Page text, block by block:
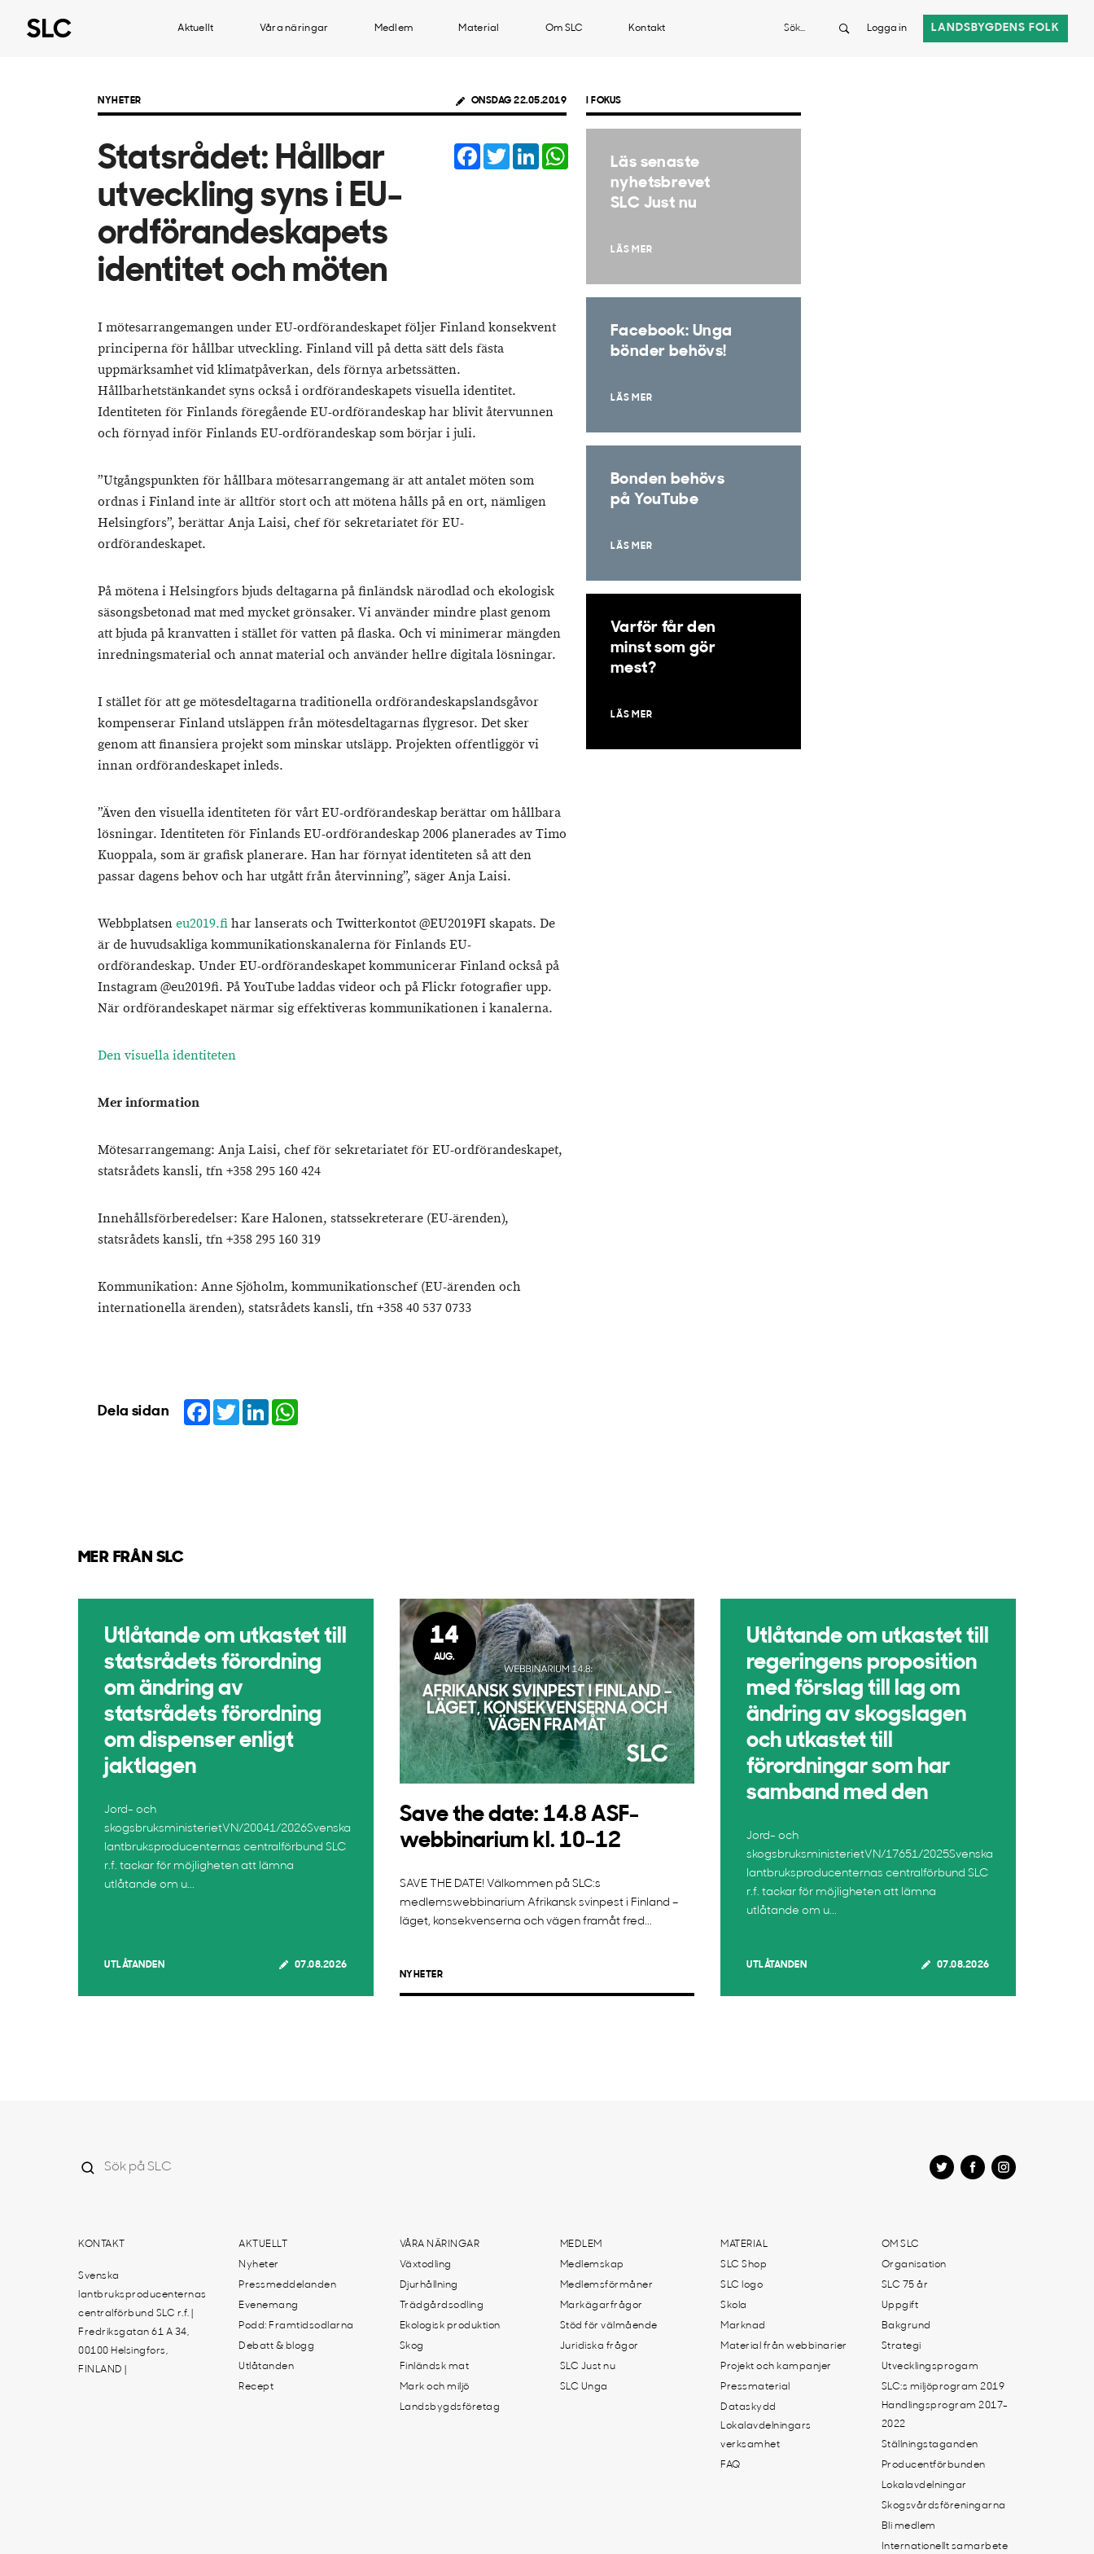
Aktuellt Våra näringar Medlem Material Om SLC Kontakt Sök Logga in LANDSBYGDENS FOLK
NYHETER ONSDAG 22.05.2019
Statsrådet: Hållbar
utveckling syns i EU-
ordförandeskapets
identitet och möten
Facebook
TwitterLinkedIn
I mötesarrangemangen under EU-ordförandeskapet följer Finland konsekvent
principerna för hållbar utveckling. Finland vill på detta sätt dels fästa
uppmärksamhet vid klimatpåverkan, dels förnya arbetssätten.
Hållbarhetstänkandet syns också i ordförandeskapets visuella identitet.
Identiteten för Finlands föregående EU-ordförandeskap har blivit återvunnen
och förnyad inför Finlands EU-ordförandeskap som börjar i juli.
”Utgångspunkten för hållbara mötesarrangemang är att antalet möten som
ordnas i Finland inte är alltför stort och att mötena hålls på en ort, nämligen
Helsingfors”, berättar Anja Laisi, chef för sekretariatet för EU-
ordförandeskapet.
På mötena i Helsingfors bjuds deltagarna på finländsk närodlad och ekologisk
säsongsbetonad mat med mycket grönsaker. Vi använder mindre plast genom
att bjuda på kranvatten i stället för vatten på flaska. Och vi minimerar mängden
inredningsmaterial och annat material och använder hellre digitala lösningar.
I stället för att ge mötesdeltagarna traditionella ordförandeskapslandsgåvor
kompenserar Finland utsläppen från mötesdeltagarnas flygresor. Det sker
genom att finansiera projekt som minskar utsläpp. Projekten offentliggör vi
innan ordförandeskapet inleds.
”Även den visuella identiteten för vårt EU-ordförandeskap berättar om hållbara
lösningar. Identiteten för Finlands EU-ordförandeskap 2006 planerades av Timo
Kuoppala, som är grafisk planerare. Han har förnyat identiteten så att den
passar dagens behov och har utgått från återvinning”, säger Anja Laisi.
Webbplatseneu2019.fihar lanserats och Twitterkontot @EU2019FI skapats. De
är de huvudsakliga kommunikationskanalerna för Finlands EU-
ordförandeskap. Under EU-ordförandeskapet kommunicerar Finland också på
Instagram @eu2019fi. På YouTube laddas videor och på Flickr fotografier upp.
När ordförandeskapet närmar sig effektiveras kommunikationen i kanalerna.
Den visuella identiteten
Mer information
Mötesarrangemang: Anja Laisi, chef för sekretariatet för EU-ordförandeskapet,
statsrådets kansli, tfn +358 295 160 424
Innehållsförberedelser: Kare Halonen, statssekreterare (EU-ärenden),
statsrådets kansli, tfn +358 295 160 319
Kommunikation: Anne Sjöholm, kommunikationschef (EU-ärenden och
internationella ärenden), statsrådets kansli, tfn +358 40 537 0733
Dela sidan Facebook
TwitterLinkedIn
I FOKUS
Läs senaste
nyhetsbrevet
SLC Just nu
LÄS MER
Facebook: Unga
bönder behövs!
LÄS MER
Bonden behövs
på YouTube
LÄS MER
Varför får den
minst som gör
mest?
LÄS MER
MER FRÅN SLC
Utlåtande om utkastet till
statsrådets förordning
om ändring av
statsrådets förordning
om dispenser enligt
jaktlagen
Jord- och
skogsbruksministerietVN/20041/2026Svenska
lantbruksproducenternas centralförbund SLC
r.f. tackar för möjligheten att lämna
utlåtande om u...
UTLÅTANDEN 07.08.2026
14
AUG.
Save the date: 14.8 ASF-
webbinarium kl. 10-12
SAVE THE DATE! Välkommen på SLC:s
medlemswebbinarium Afrikansk svinpest i Finland –
läget, konsekvenserna och vägen framåt fred...
NYHETER
Utlåtande om utkastet till
regeringens proposition
med förslag till lag om
ändring av skogslagen
och utkastet till
förordningar som har
samband med den
Jord- och
skogsbruksministerietVN/17651/2025Svenska
lantbruksproducenternas centralförbund SLC
r.f. tackar för möjligheten att lämna
utlåtande om u...
UTLÅTANDEN 07.08.2026
KONTAKT
Svenska
lantbruksproducenternas
centralförbund SLC r.f. |
Fredriksgatan 61 A 34,
00100 Helsingfors,
FINLAND |
AKTUELLT
Nyheter
Pressmeddelanden
Evenemang
Podd: Framtidsodlarna
Debatt & blogg
Utlåtanden
Recept
VÅRA NÄRINGAR
Växtodling
Djurhållning
Trädgårdsodling
Ekologisk produktion
Skog
Finländsk mat
Mark och miljö
Landsbygdsföretag
MEDLEM
Medlemskap
Medlemsförmåner
Markägarfrågor
Stöd för välmående
Juridiska frågor
SLC Just nu
SLC Unga
MATERIAL
SLC Shop
SLC logo
Skola
Marknad
Material från webbinarier
Projekt och kampanjer
Pressmaterial
Dataskydd
Lokalavdelningars
verksamhet
FAQ
OM SLC
Organisation
SLC 75 år
Uppgift
Bakgrund
Strategi
Utvecklingsprogam
SLC:s miljöprogram 2019
Handlingsprogram 2017-
2022
Ställningstaganden
Producentförbunden
Lokalavdelningar
Skogsvårdsföreningarna
Bli medlem
Internationellt samarbete